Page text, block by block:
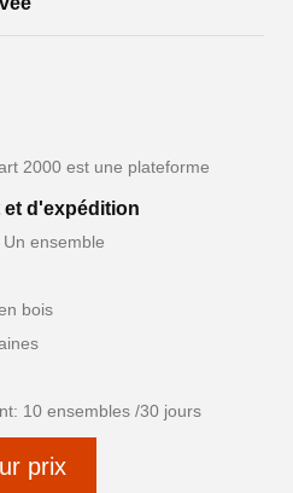
2000 est une plateforme
d'expédition
ensemble
bois
10 ensembles /30 jours
prix